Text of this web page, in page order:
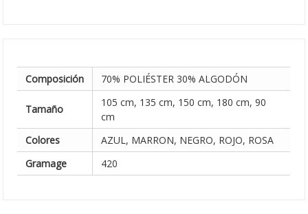
Composición 70% POLIÉSTER 30% ALGODÓN
Tamaño
105 cm, 135 cm, 150 cm, 180 cm, 90
cm
Colores
AZUL, MARRON, NEGRO, ROJO, ROSA
Gramage
420